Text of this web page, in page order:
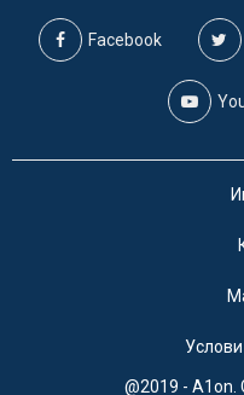
Facebook
@2019 - A1on.